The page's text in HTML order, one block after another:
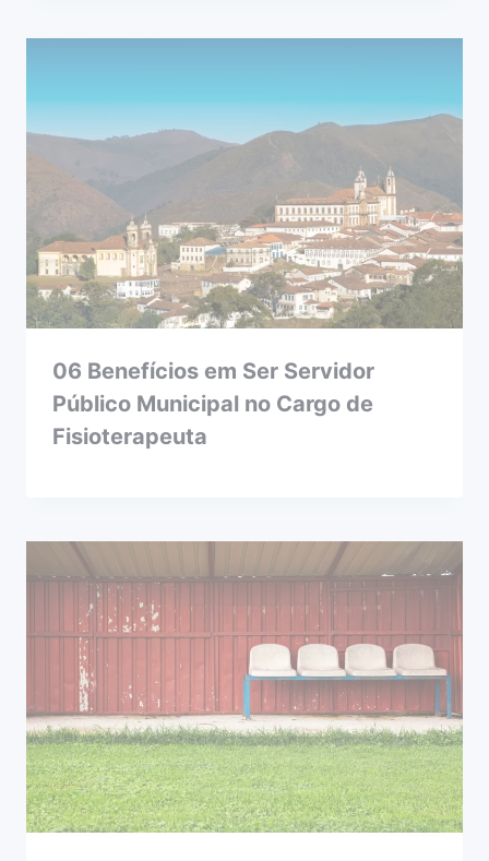
06 Benefícios em Ser Servidor
Público Municipal no Cargo de
Fisioterapeuta